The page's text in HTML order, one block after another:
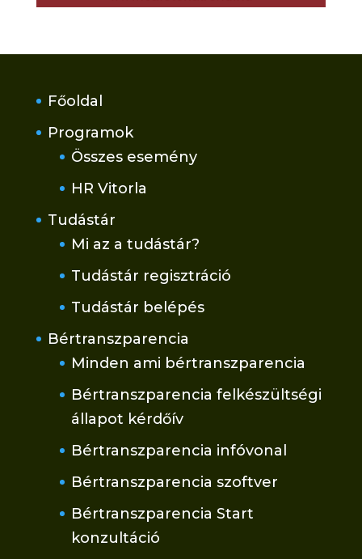
Főoldal
Programok
Összes esemény
HR Vitorla
Tudástár
Mi az a tudástár?
Tudástár regisztráció
Tudástár belépés
Bértranszparencia
Minden ami bértranszparencia
Bértranszparencia felkészültségi
állapot kérdőív
Bértranszparencia infóvonal
Bértranszparencia szoftver
Bértranszparencia Start
konzultáció